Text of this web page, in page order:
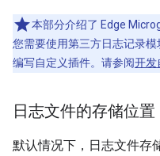
本部分介绍了 Edge
您需要使用第三方日志记录
编写自定义插件。请参阅开发
日志文件的存储位置
默认情况下，日志文件存